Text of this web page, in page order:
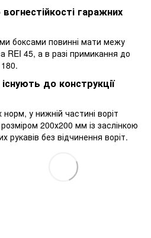
гаражних
боксами повинні мати межу
REI 45, а в разі примикання до
до конструкції
у нижній частині воріт
200х200 мм із заслінкою
без відчинення воріт.